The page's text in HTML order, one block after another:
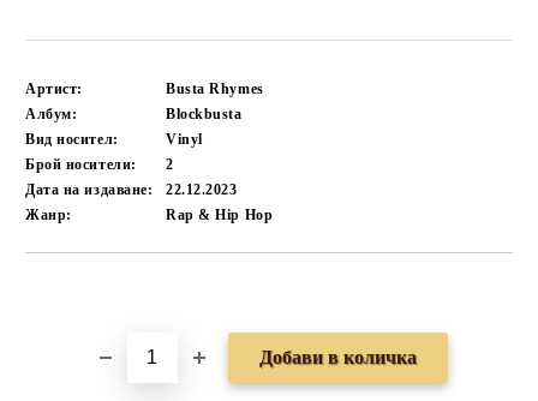
Артист:
Busta Rhymes
Албум:
Blockbusta
Вид носител:
Vinyl
Брой носители:
2
Дата на издаване:
22.12.2023
Жанр:
Rap & Hip Hop